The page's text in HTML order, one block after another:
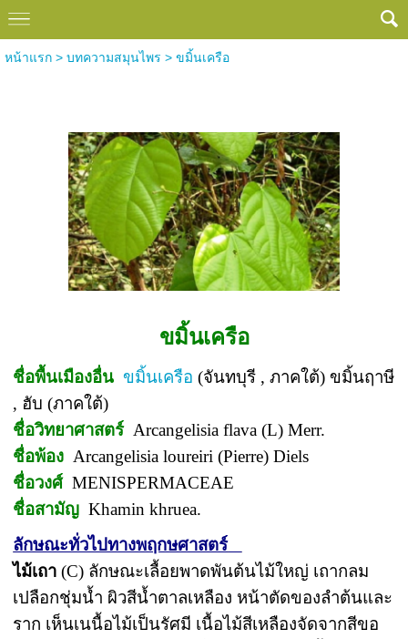
หน้าแรก> บทความสมุนไพร > ขมิ้นเครือ
ขมิ้นเครือ
ชื่อพื้นเมืองอื่น ขมิ้นเครือ (จันทบุรี , ภาคใต้) ขมิ้นฤาษี
, ฮับ (ภาคใต้)
ชื่อวิทยาศาสตร์ Arcangelisia flava (L) Merr.
ชื่อพ้อง Arcangelisia loureiri (Pierre) Diels
ชื่อวงศ์MENISPERMACEAE
ชื่อสามัญ Khamin khruea.
ลักษณะทั่วไปทางพฤกษศาสตร์
ไม้เถา (C) ลักษณะเลื้อยพาดพันต้นไม้ใหญ่ เถากลม
เปลือกชุ่มน้ำ ผิวสีน้ำตาลเหลือง หน้าตัดของลำต้นและ
ราก เห็นเนนื้อไม้เป็นรัศมี เนื้อไม้สีเหลืองจัดจากสีขอ